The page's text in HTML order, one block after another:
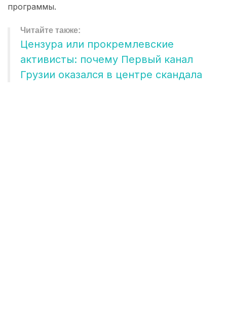
программы.
Цензура или прокремлевские
активисты: почему Первый канал
Грузии оказался в центре скандала